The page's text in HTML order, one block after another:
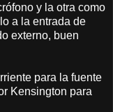
y la otra como
a la entrada de
externo, buen
para la fuente
Kensington para